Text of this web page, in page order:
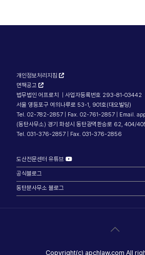
개인정보처리지침
면책공고
법무법인 어프로치 | 사업자등록번호 293-81-03442
서울 영등포구 여의나루로 53-1, 901호(대오빌딩)
Tel. 02-782-2857 | Fax. 02-761-2857 | Email.
(동탄사무소) 경기 화성시 동탄광역환승로 62, 404/
Tel. 031-376-2857 | Fax. 031-376-2856
도산전문센터 유튜브
공식블로그
동탄분사무소 블로그
Copyright(c) apchlaw.com All